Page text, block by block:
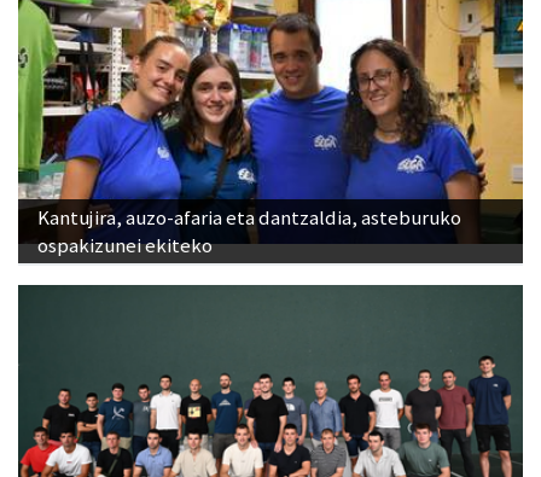
Kantujira, auzo-afaria eta dantzaldia, asteburuko
ospakizunei ekiteko